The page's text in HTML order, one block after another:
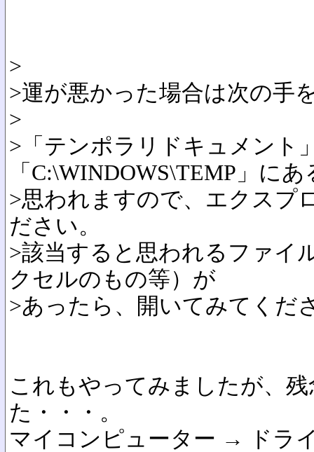
>
>運が悪かった場合は次の手
>
>「テンポラリドキュメント
「C:\WINDOWS\TEMP」にあ
>思われますので、エクスプ
ださい。
>該当すると思われるファイ
クセルのもの等）が
>あったら、開いてみてくだ
これもやってみましたが、
た・・・。
マイコンピューター → ドラ